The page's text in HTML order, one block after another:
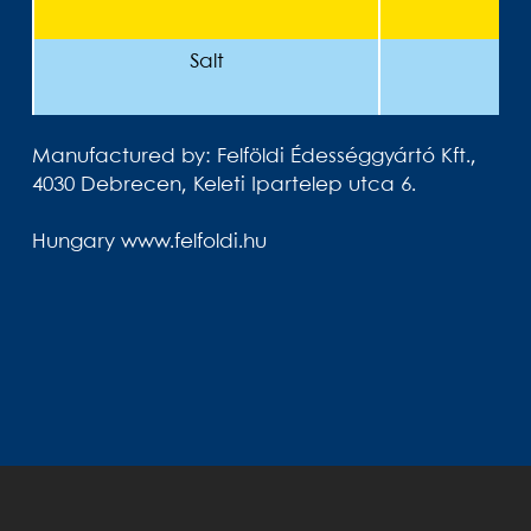
Salt
Manufactured by: Felföldi Édességgyártó Kft.,
4030 Debrecen, Keleti Ipartelep utca 6.
Hungary www.felfoldi.hu